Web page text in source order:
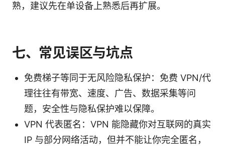
熟，建议先在单设备上熟悉后再扩展。
七、常见误区与坑点
免费梯子等同于无风险隐私保护：免费 VPN/代
理往往有带宽、速度、广告、数据采集等问
题，安全性与隐私保护难以保障。
VPN 代表匿名：VPN 能隐藏你对互联网的真实
IP 与部分网络活动，但并不能让你完全匿名，